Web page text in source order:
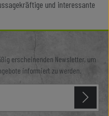
und interessante
erscheinenden Newsletter, um
informiert zu werden.